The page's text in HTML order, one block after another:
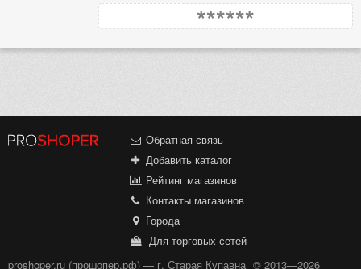
******
Обратная связь
Добавить каталог
Рейтинг магазинов
Контакты магазинов
Города
Для торговых сетей
proshoper.ru (прошопер.рф) — г. Старая Купавна © 2013—2026